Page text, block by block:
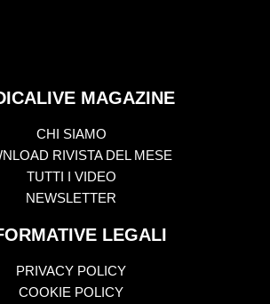
MAGAZINE
CHI SIAMO
RIVISTA DEL MESE
TUTTI I VIDEO
NEWSLETTER
LEGALI
PRIVACY POLICY
COOKIE POLICY